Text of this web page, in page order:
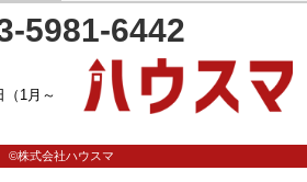
5981-6442
（1月～
©株式会社ハウスマ